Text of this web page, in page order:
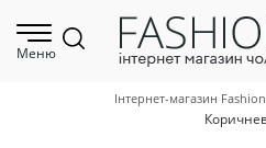
Меню
Інтернет-магазин